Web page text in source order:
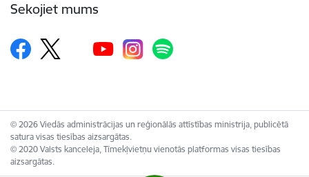
Sekojiet mums
© 2026 Viedās administrācijas un reģionālās attīstības ministrija, publicētā
satura visas tiesības aizsargātas.
© 2020 Valsts kanceleja, Tīmekļvietņu vienotās platformas visas tiesības
aizsargātas.